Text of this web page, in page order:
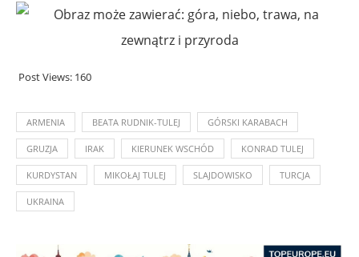
Post Views: 160
ARMENIA BEATA RUDNIK-TULEJ GÓRSKI KARABACH
GRUZJA IRAK KIERUNEK WSCHÓD KONRAD TULEJ
KURDYSTAN MIKOŁAJ TULEJ SLAJDOWISKO TURCJA
UKRAINA